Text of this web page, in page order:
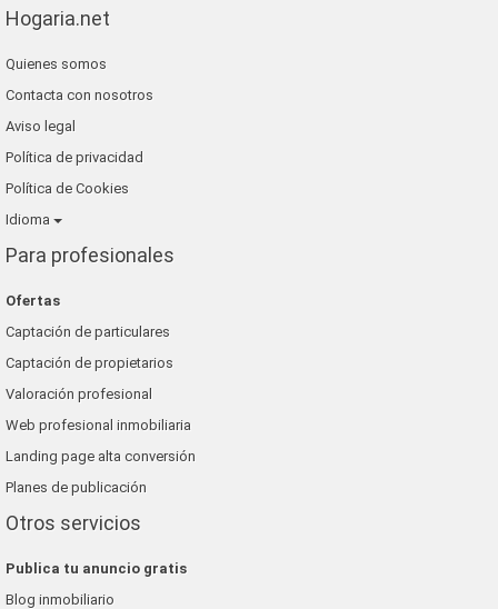
Hogaria.net
Quienes somos
Contacta con nosotros
Aviso legal
Política de privacidad
Política de Cookies
Idioma
Para profesionales
Ofertas
Captación de particulares
Captación de propietarios
Valoración profesional
Web profesional inmobiliaria
Landing page alta conversión
Planes de publicación
Otros servicios
Publica tu anuncio gratis
Blog inmobiliario